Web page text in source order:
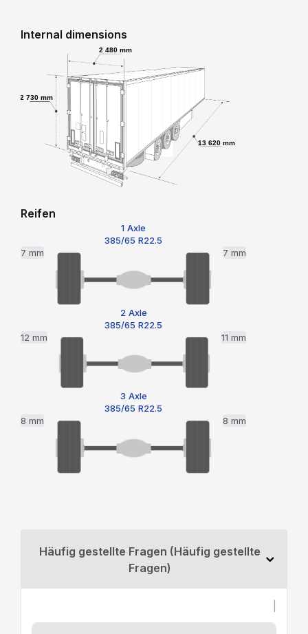
Internal dimensions
2 480 mm
2 730 mm
13 620 mm
Reifen
1 Axle
385/65 R22.5
7 mm
7 mm
2 Axle
385/65 R22.5
12 mm
11 mm
3 Axle
385/65 R22.5
8 mm
8 mm
Häufig gestellte Fragen (Häufig gestellte
Fragen)